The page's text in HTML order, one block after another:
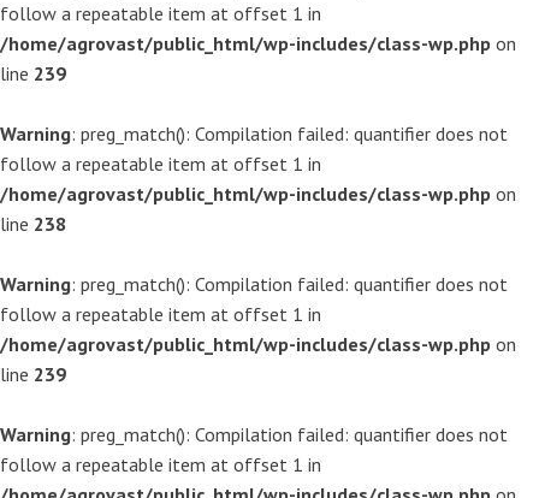
follow a repeatable item at offset 1 in
/home/agrovast/public_html/wp-includes/class-wp.php on
line 239
Warning: preg_match(): Compilation failed: quantifier does not
follow a repeatable item at offset 1 in
/home/agrovast/public_html/wp-includes/class-wp.php on
line 238
Warning: preg_match(): Compilation failed: quantifier does not
follow a repeatable item at offset 1 in
/home/agrovast/public_html/wp-includes/class-wp.php on
line 239
Warning: preg_match(): Compilation failed: quantifier does not
follow a repeatable item at offset 1 in